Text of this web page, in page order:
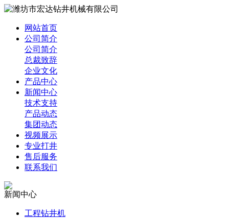
网站首页
公司简介
公司简介
总裁致辞
企业文化
产品中心
新闻中心
技术支持
产品动态
集团动态
视频展示
专业打井
售后服务
联系我们
新闻中心
工程钻井机